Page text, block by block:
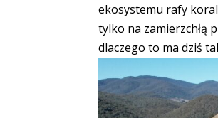
ekosystemu rafy
tylko na zamierzchłą
dlaczego to ma dziś